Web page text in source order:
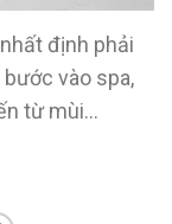
định phải
vào spa,
từ mùi...